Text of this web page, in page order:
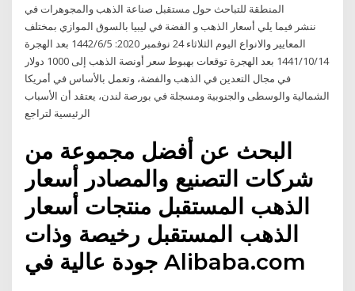
المنطقة للتباحث حول مستقبل صناعة الذهب والمجوهرات في
ننشر فيما يلي أسعار الذهب و الفضة في ليبيا بالسوق الموازي بمختلف
المعايير والانواع اليوم الثلاثاء 24 نوفمبر 2020: 5‏‏/6‏‏/1442 بعد الهجرة
14‏‏/10‏‏/1441 بعد الهجرة توقعات بهبوط سعر أونصة الذهب إلى 1000 دولار
في مجال التعدين في الذهب والفضة، وتعمل بالأساس في أمريكا
الشمالية والوسطى والجنوبية ومسجلة في بورصة لندن، يعتقد أن الأسباب
الرئيسية لتراجع
البحث عن أفضل مجموعة من
شركات التصنيع والمصادر أسعار
الذهب المستقبل منتجات أسعار
الذهب المستقبل رخيصة وذات
جودة عالية في Alibaba.com